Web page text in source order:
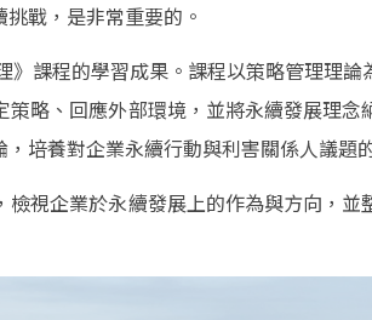
戰，是非常重要的。
課程的學習成果。課程以策略管理理論
略、回應外部環境，並將永續發展理念
培養對企業永續行動與利害關係人議題
視企業於永續發展上的作為與方向，並